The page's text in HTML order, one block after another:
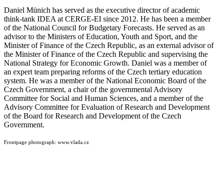
Daniel Münich has served as the executive director of academic
think-tank IDEA at CERGE-EI since 2012. He has been a member
of the National Council for Budgetary Forecasts. He served as an
advisor to the Ministers of Education, Youth and Sport, and the
Minister of Finance of the Czech Republic, as an external advisor of
the Minister of Finance of the Czech Republic and supervising the
National Strategy for Economic Growth. Daniel was a member of
an expert team preparing reforms of the Czech tertiary education
system. He was a member of the National Economic Board of the
Czech Government, a chair of the governmental Advisory
Committee for Social and Human Sciences, and a member of the
Advisory Committee for Evaluation of Research and Development
of the Board for Research and Development of the Czech
Government.
Frontpage photograph: www.vlada.cz